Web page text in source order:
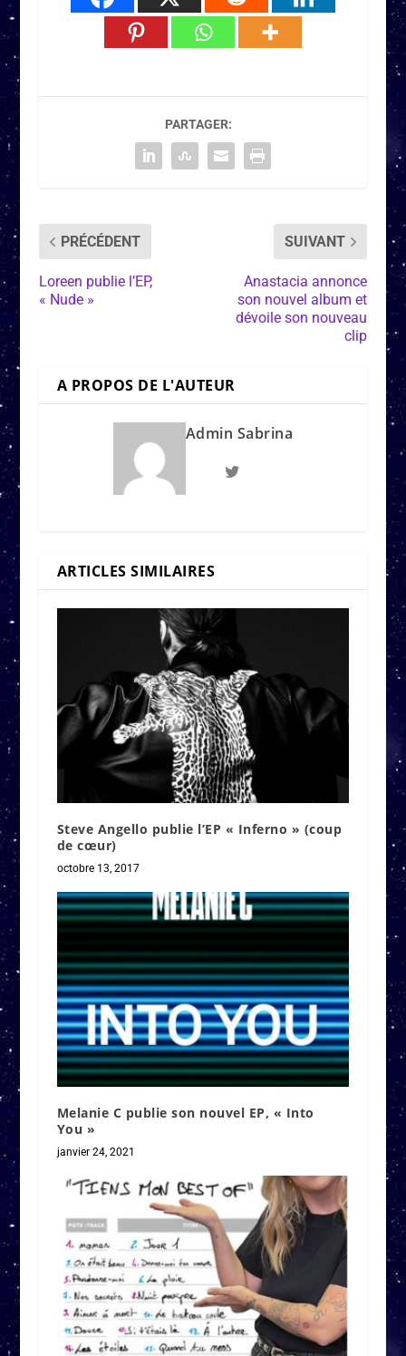
PARTAGER:
PRÉCÉDENT
Loreen publie l’EP,
« Nude »
SUIVANT
Anastacia annonce
son nouvel album et
dévoile son nouveau
clip
A PROPOS DE L'AUTEUR
Admin Sabrina
ARTICLES SIMILAIRES
Steve Angello publie l’EP « Inferno » (coup
de cœur)
octobre 13, 2017
Melanie C publie son nouvel EP, « Into
You »
janvier 24, 2021